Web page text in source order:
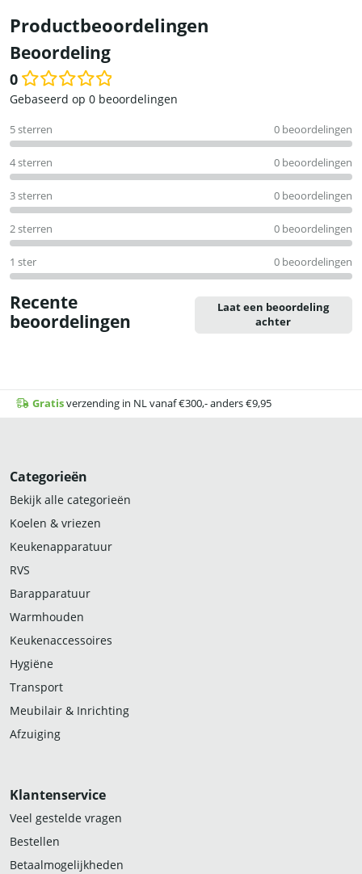
Productbeoordelingen
Beoordeling
0
Waardering
uit
5
Gebaseerd op 0 beoordelingen
5 sterren 0 beoordelingen
4 sterren 0 beoordelingen
3 sterren 0 beoordelingen
2 sterren 0 beoordelingen
1 ster 0 beoordelingen
Recente
beoordelingen
Laat een beoordeling
achter
Gratisverzending in NL vanaf €300,- anders €9,95
Categorieën
Bekijk alle categorieën
Koelen & vriezen
Keukenapparatuur
RVS
Barapparatuur
Warmhouden
Keukenaccessoires
Hygiëne
Transport
Meubilair & Inrichting
Afzuiging
Klantenservice
Veel gestelde vragen
Bestellen
Betaalmogelijkheden